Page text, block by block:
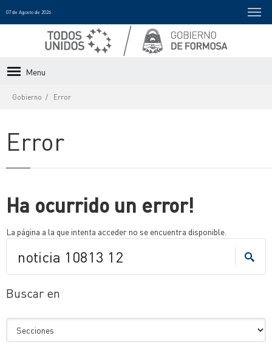
07 de Agosto de 2026
Menu
Gobierno Error
Error
Ha ocurrido un error!
La página a la que intenta acceder no se encuentra disponible.
Buscar en